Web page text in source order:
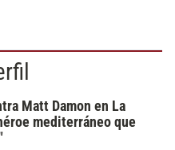
Matt Damon en La
mediterráneo que